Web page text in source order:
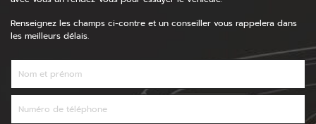
Renseignez les champs ci-contre et un conseiller vous rappelera dans
les meilleurs délais.